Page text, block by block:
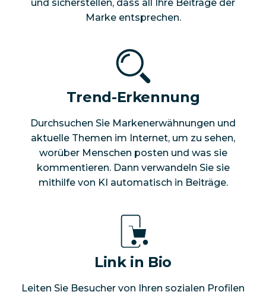
und sicherstellen, dass all Ihre Beiträge der
Marke entsprechen.
Trend-Erkennung
Durchsuchen Sie Markenerwähnungen und
aktuelle Themen im Internet, um zu sehen,
worüber Menschen posten und was sie
kommentieren. Dann verwandeln Sie sie
mithilfe von KI automatisch in Beiträge.
Link in Bio
Leiten Sie Besucher von Ihren sozialen Profilen